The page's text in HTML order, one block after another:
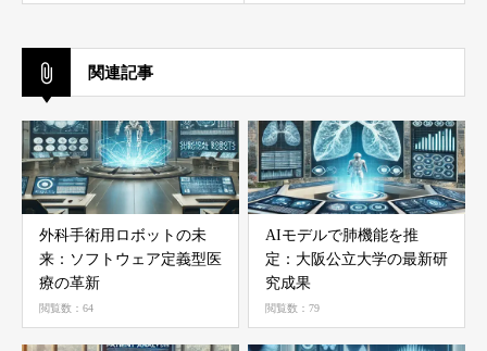
関連記事
外科手術用ロボットの未
来：ソフトウェア定義型医
療の革新
閲覧数：64
AIモデルで肺機能を推
定：大阪公立大学の最新研
究成果
閲覧数：79